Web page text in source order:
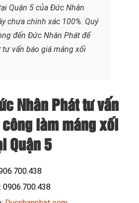
Quận 5 của Đức Nhân
chưa chính xác 100%. Quý
đến Đức Nhân Phát để
vấn báo giá máng xối
Nhân Phát tư vấn
làm máng xối
Quận 5